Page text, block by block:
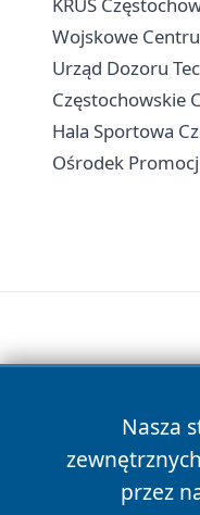
Wojskowe
Urząd Dozoru
Częstochowskie
Hala Sportowa
Ośrodek
Nasza
przez